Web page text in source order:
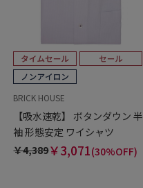
BRICK HOUSE
【吸水速乾】 ボタンダウン 半
袖 形態安定 ワイシャツ
￥4,389￥3,071(30%OFF)